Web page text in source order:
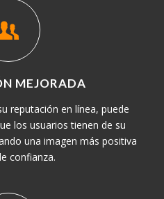
MEJORADA
reputación en línea, puede
los usuarios tienen de su
una imagen más positiva
confianza.